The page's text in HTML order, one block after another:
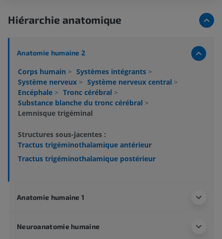
Hiérarchie anatomique
Anatomie humaine 2
Corps humain > Systèmes intégrants >
Système nerveux > Système nerveux central >
Encéphale > Tronc cérébral >
Substance blanche du tronc cérébral >
Lemnisque trigéminal
Structures sous-jacentes :
Tractus trigéminothalamique antérieur
Tractus trigéminothalamique postérieur
Anatomie humaine 1
Neuroanatomie humaine